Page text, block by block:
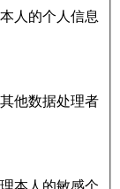
人的个人信息
他数据处理者
本人的敏感个